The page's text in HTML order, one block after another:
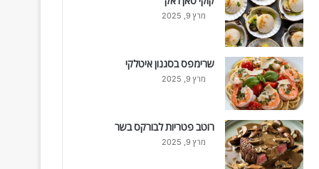
מרץ 9, 2025
שרימפס בסגנון איטלקי
מרץ 9, 2025
רוטב פטריות לבורקס בשר
מרץ 9, 2025